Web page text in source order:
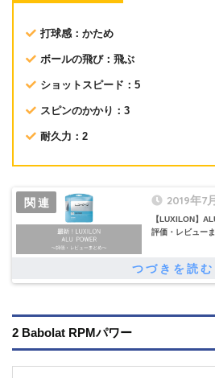
打球感：かため
ボールの飛び：飛ぶ
ショットスピード：5
スピンのかかり：3
耐久力：2
2019年7
【LUXILON】
評価・レビュー
2 Babolat RPMパワー